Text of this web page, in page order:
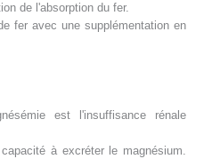
de l'absorption du fer.
fer avec une supplémentation en
est l'insuffisance rénale
à excréter le magnésium.